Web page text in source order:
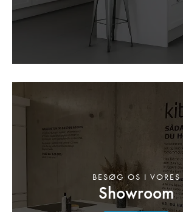
Showroom
BESØG OS I VORES